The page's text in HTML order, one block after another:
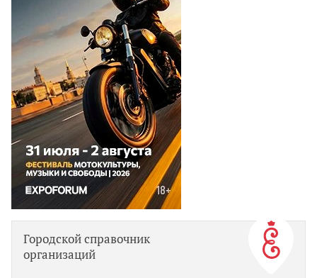
Городской справочник
организаций